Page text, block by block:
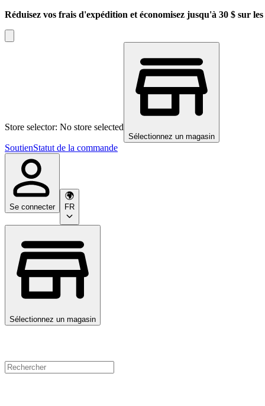
Réduisez vos frais d'expédition et économisez jusqu'à 30 $ sur
Store selector: No store selected
Sélectionnez un magasin
SoutienStatut de la commande
Se connecter FR
Sélectionnez un magasin